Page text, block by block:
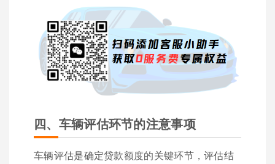
四、车辆评估环节的注意事项
车辆评估是确定贷款额度的关键环节，评估结